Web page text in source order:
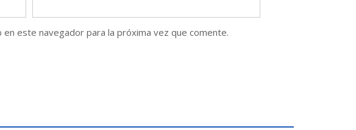
este navegador para la próxima vez que comente.